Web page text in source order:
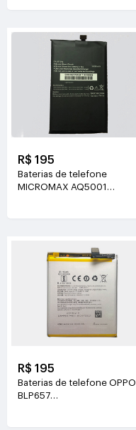
R$ 195
Baterias de telefone
MICROMAX AQ5001
R$ 195
Baterias de telefone OPPO
BLP657